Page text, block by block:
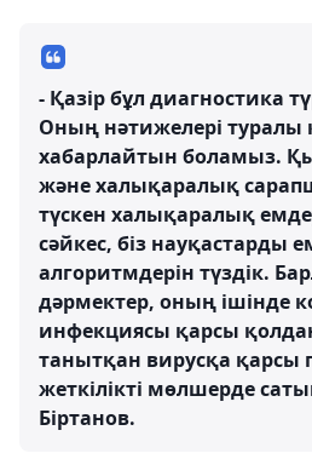
- Қазір бұл диагностика
Оның нәтижелері
хабарлайтын боламыз.
және халықаралық
түскен халықаралық
сәйкес, біз науқастарды
алгоритмдерін түздік.
дәрмектер, оның ішінде
инфекциясы қарсы
танытқан вирусқа қарсы
жеткілікті мөлшерде
Біртанов.